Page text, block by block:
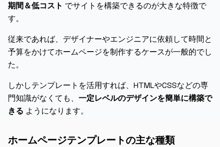
期間＆低コスト でサイトを構築できるのが大きな特徴で
す。
従来であれば、デザイナーやエンジニアに依頼して時間と
予算をかけてホームページを制作するケースが一般的でし
た。
しかしテンプレートを活用すれば、HTMLやCSSなどの専
門知識がなくても、 一定レベルのデザインを簡単に構築で
きる ようになります。
ホームページテンプレートの主な種類